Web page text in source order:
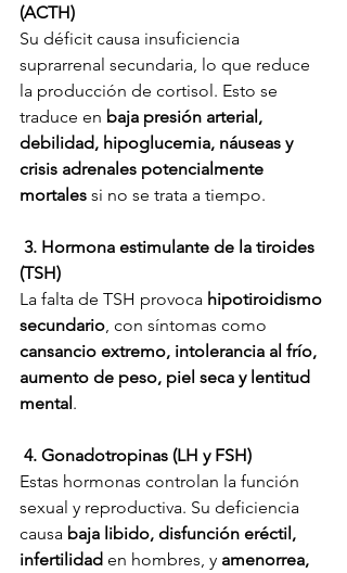
(ACTH)
Su déficit causa insuficiencia
suprarrenal secundaria, lo que reduce
la producción de cortisol. Esto se
traduce en baja presión arterial,
debilidad, hipoglucemia, náuseas y
crisis adrenales potencialmente
mortales si no se trata a tiempo.
3. Hormona estimulante de la tiroides
(TSH)
La falta de TSH provoca hipotiroidismo
secundario , con síntomas como
cansancio extremo, intolerancia al frío,
aumento de peso, piel seca y lentitud
mental.
4. Gonadotropinas (LH y FSH)
Estas hormonas controlan la función
sexual y reproductiva. Su deficiencia
causa baja libido, disfunción eréctil,
infertilidad en hombres, y amenorrea,